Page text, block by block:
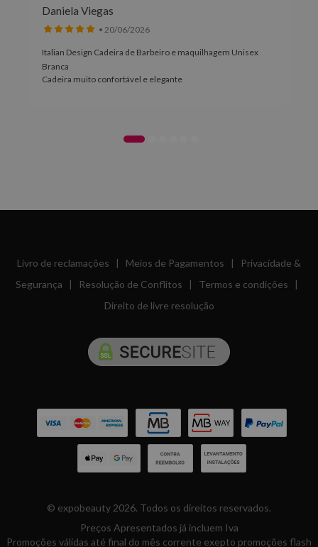
Daniela Viegas
• 20/06/2026
Italian Design Cadeira de Barbeiro e maquilhagem Unisex
Branca
Cadeira muito confortável e elegante
Livro de reclamações | Meios de Pagamentos |
Privacidade &
Segurança | Resolução de Conflitos | Termos e condições |
Direito de livre resolução
© expobeauty 2026. Todos os direitos reservados.
Preços Apresentados já incluem Iva
Promoções válidas até final do mês corrente exepto promoções flash